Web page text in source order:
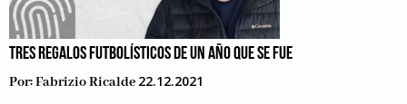
TRES REGALOS FUTBOLÍSTICOS DE UN AÑO QUE SE FUE
Por:Fabrizio Ricalde 22.12.2021